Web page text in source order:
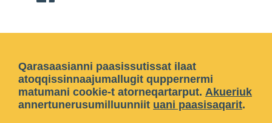
Qarasaasianni paasissutissat ilaat
atoqqissinnaajumallugit quppernermi
matumani cookie-t atorneqartarput. Akueriuk
annertunerusumilluunniit uani paasisaqarit.